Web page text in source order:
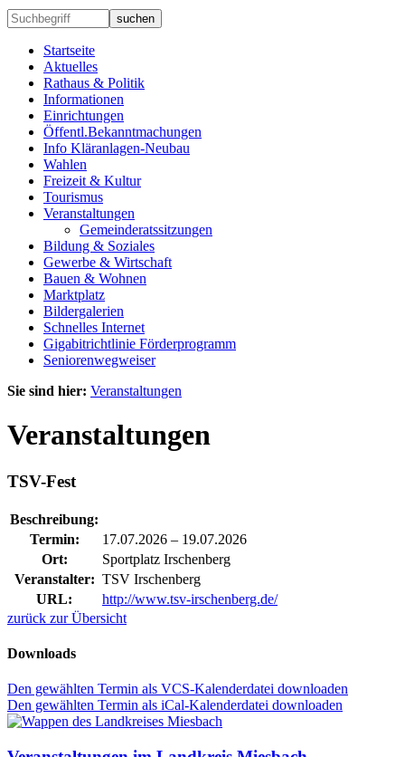
suchen
Startseite
Aktuelles
Rathaus & Politik
Informationen
Einrichtungen
Öffentl.Bekanntmachungen
Info Kläranlagen-Neubau
Wahlen
Freizeit & Kultur
Tourismus
Veranstaltungen
Gemeinderatssitzungen
Bildung & Soziales
Gewerbe & Wirtschaft
Bauen & Wohnen
Marktplatz
Bildergalerien
Schnelles Internet
Gigabitrichtlinie Förderprogramm
Seniorenwegweiser
Sie sind hier: Veranstaltungen
Veranstaltungen
TSV-Fest
Beschreibung:
Termin:
17.07.2026 – 19.07.2026
Ort:
Sportplatz Irschenberg
Veranstalter: TSV Irschenberg
URL:
http://www.tsv-irschenberg.de/
zurück zur Übersicht
Downloads
Den gewählten Termin als VCS-Kalenderdatei downloaden
Den gewählten Termin als iCal-Kalenderdatei downloaden